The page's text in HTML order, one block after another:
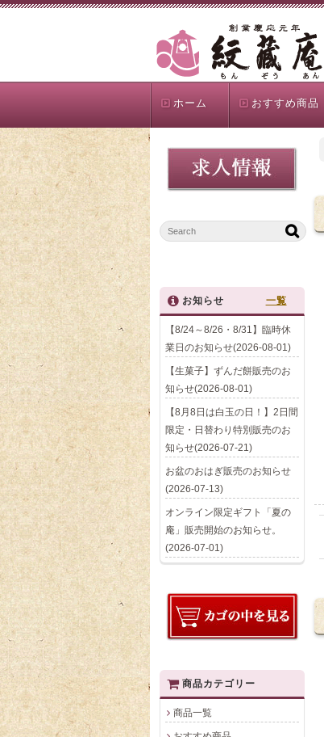
ホーム おすすめ商品
お知らせ 一覧
【8/24～8/26・8/31】臨時休
業日のお知らせ(2026-08-01)
【生菓子】ずんだ餅販売のお
知らせ(2026-08-01)
【8月8日は白玉の日！】2日間
限定・日替わり特別販売のお
知らせ(2026-07-21)
お盆のおはぎ販売のお知らせ
(2026-07-13)
オンライン限定ギフト「夏の
庵」販売開始のお知らせ。
(2026-07-01)
商品カテゴリー
商品一覧